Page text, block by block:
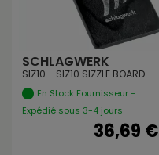
SCHLAGWERK
SIZ10 - SIZ10 SIZZLE BOARD
En Stock Fournisseur -
Expédié sous 3-4 jours
36,69 €